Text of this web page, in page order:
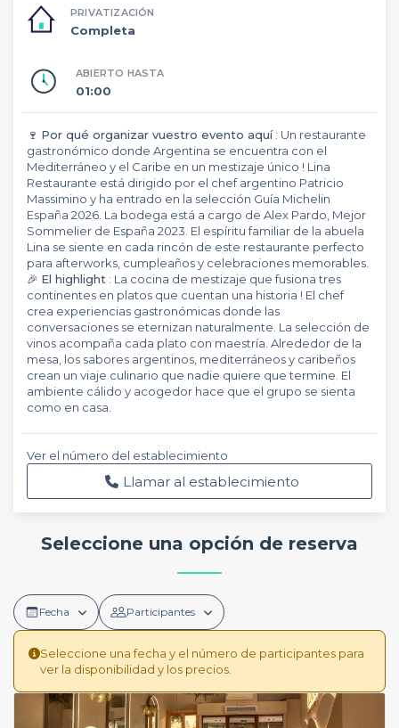
PRIVATIZACIÓN
Completa
ABIERTO HASTA
01:00
🍷 Por qué organizar vuestro evento aquí: Un restaurante
gastronómico donde Argentina se encuentra con el
Mediterráneo y el Caribe en un mestizaje único ! Lina
Restaurante está dirigido por el chef argentino Patricio
Massimino y ha entrado en la selección Guía Michelin
España 2026. La bodega está a cargo de Alex Pardo, Mejor
Sommelier de España 2023. El espíritu familiar de la abuela
Lina se siente en cada rincón de este restaurante perfecto
para afterworks, cumpleaños y celebraciones memorables.
🎉 El highlight : La cocina de mestizaje que fusiona tres
continentes en platos que cuentan una historia ! El chef
crea experiencias gastronómicas donde las
conversaciones se eternizan naturalmente. La selección de
vinos acompaña cada plato con maestría. Alrededor de la
mesa, los sabores argentinos, mediterráneos y caribeños
crean un viaje culinario que nadie quiere que termine. El
ambiente cálido y acogedor hace que el grupo se sienta
como en casa.
Ver el número del establecimiento
Llamar al establecimiento
Seleccione una opción de reserva
Fecha Participantes
Seleccione una fecha y el número de participantes para
ver la disponibilidad y los precios.